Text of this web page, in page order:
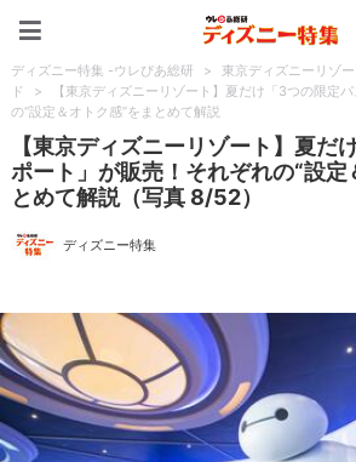
ディズニー特集 -ウレぴあ総研 > 東京ディズニーリゾー
ド
>
【東京ディズニーリゾート】夏だけ「3つの限定
の“設定＆オトク感”をまとめて解説
【東京ディズニーリゾート】夏だ
ポート」が販売！それぞれの“設定
とめて解説（写真 8/52）
ディズニー特集